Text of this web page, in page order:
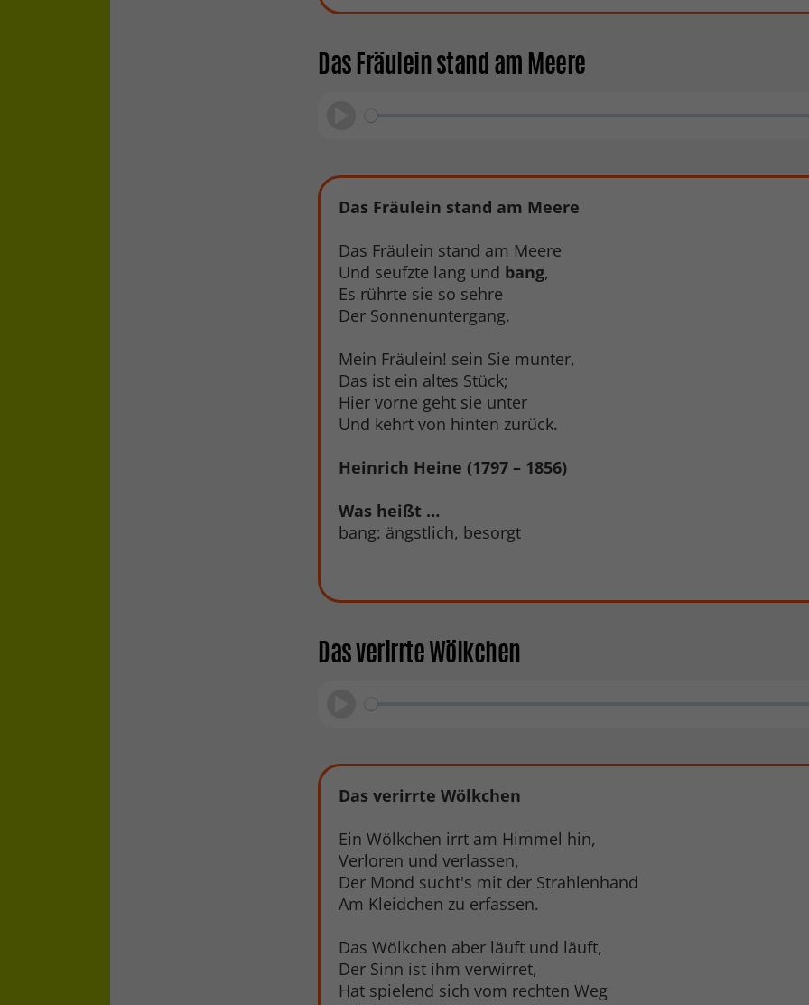
Das Fräulein stand am Meere
Das Fräulein stand am Meere
Das Fräulein stand am Meere
Und seufzte lang und bang,
Es rührte sie so sehre
Der Sonnenuntergang.
Mein Fräulein! sein Sie munter,
Das ist ein altes Stück;
Hier vorne geht sie unter
Und kehrt von hinten zurück.
Heinrich Heine (1797 – 1856)
Was heißt …
bang: ängstlich, besorgt
Das verirrte Wölkchen
Das verirrte Wölkchen
Ein Wölkchen irrt am Himmel hin,
Verloren und verlassen,
Der Mond sucht's mit der Strahlenhand
Am Kleidchen zu erfassen.
Das Wölkchen aber läuft und läuft,
Der Sinn ist ihm verwirret,
Hat spielend sich vom rechten Weg